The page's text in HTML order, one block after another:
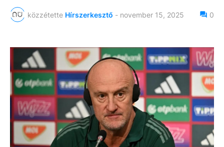
közzétette Hírszerkesztő - november 15, 2025 0